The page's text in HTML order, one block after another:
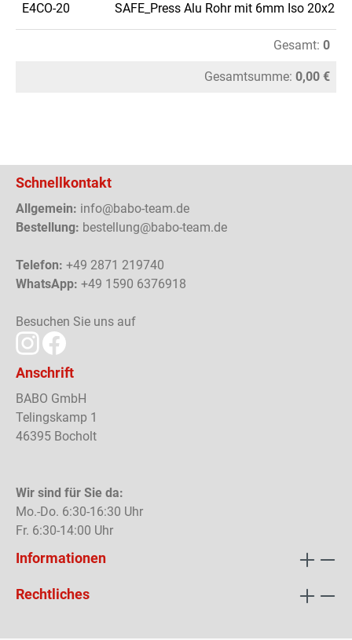
E4CO-20 SAFE_Press Alu Rohr mit 6mm Iso 20x2
Gesamt: 0
Gesamtsumme: 0,00 €
Schnellkontakt
Allgemein: info@babo-team.de
Bestellung: bestellung@babo-team.de
Telefon: +49 2871 219740
WhatsApp: +49 1590 6376918
Besuchen Sie uns auf
Anschrift
BABO GmbH
Telingskamp 1
46395 Bocholt
Wir sind für Sie da:
Mo.-Do. 6:30-16:30 Uhr
Fr. 6:30-14:00 Uhr
Informationen
Rechtliches